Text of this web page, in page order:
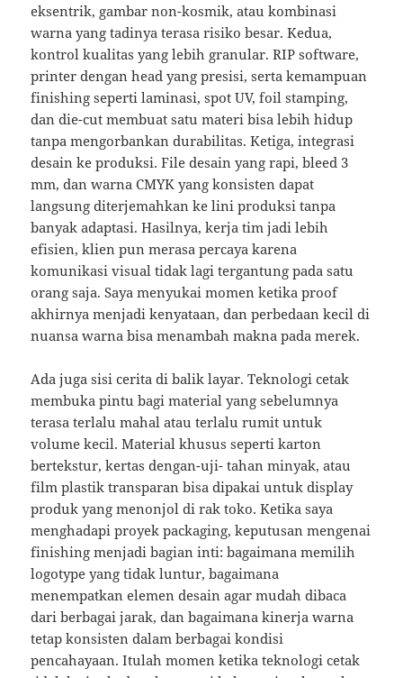
eksentrik, gambar non-kosmik, atau kombinasi
warna yang tadinya terasa risiko besar. Kedua,
kontrol kualitas yang lebih granular. RIP software,
printer dengan head yang presisi, serta kemampuan
finishing seperti laminasi, spot UV, foil stamping,
dan die-cut membuat satu materi bisa lebih hidup
tanpa mengorbankan durabilitas. Ketiga, integrasi
desain ke produksi. File desain yang rapi, bleed 3
mm, dan warna CMYK yang konsisten dapat
langsung diterjemahkan ke lini produksi tanpa
banyak adaptasi. Hasilnya, kerja tim jadi lebih
efisien, klien pun merasa percaya karena
komunikasi visual tidak lagi tergantung pada satu
orang saja. Saya menyukai momen ketika proof
akhirnya menjadi kenyataan, dan perbedaan kecil di
nuansa warna bisa menambah makna pada merek.
Ada juga sisi cerita di balik layar. Teknologi cetak
membuka pintu bagi material yang sebelumnya
terasa terlalu mahal atau terlalu rumit untuk
volume kecil. Material khusus seperti karton
bertekstur, kertas dengan-uji- tahan minyak, atau
film plastik transparan bisa dipakai untuk display
produk yang menonjol di rak toko. Ketika saya
menghadapi proyek packaging, keputusan mengenai
finishing menjadi bagian inti: bagaimana memilih
logotype yang tidak luntur, bagaimana
menempatkan elemen desain agar mudah dibaca
dari berbagai jarak, dan bagaimana kinerja warna
tetap konsisten dalam berbagai kondisi
pencahayaan. Itulah momen ketika teknologi cetak